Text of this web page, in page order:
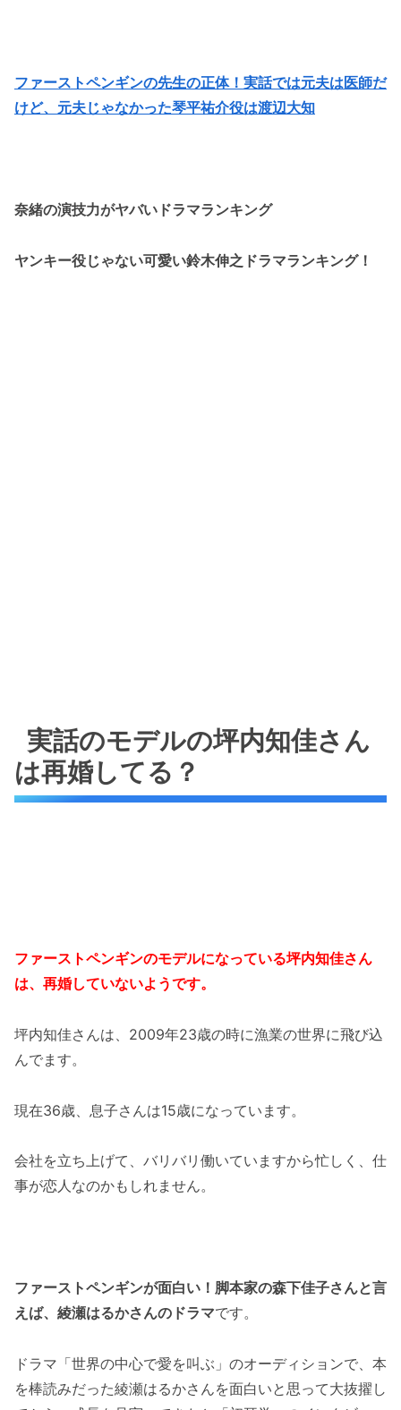
ファーストペンギンの先生の正体！実話では元夫は医師だ
けど、元夫じゃなかった琴平祐介役は渡辺大知
奈緒の演技力がヤバいドラマランキング
ヤンキー役じゃない可愛い鈴木伸之ドラマランキング！
実話のモデルの坪内知佳さん
は再婚してる？
ファーストペンギンのモデルになっている坪内知佳さん
は、再婚していないようです。
坪内知佳さんは、2009年23歳の時に漁業の世界に飛び込
んでます。
現在36歳、息子さんは15歳になっています。
会社を立ち上げて、バリバリ働いていますから忙しく、仕
事が恋人なのかもしれません。
ファーストペンギンが面白い！脚本家の森下佳子さんと言
えば、綾瀬はるかさんのドラマです。
ドラマ「世界の中心で愛を叫ぶ」のオーディションで、本
を棒読みだった綾瀬はるかさんを面白いと思って大抜擢し